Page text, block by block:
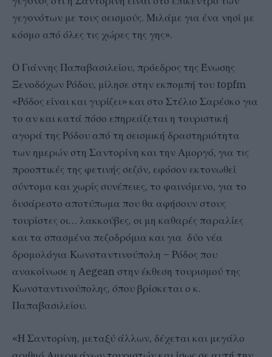
γεγονότων με τους σεισμούς. Μιλάμε για ένα νησί με
κόσμο από όλες τις χώρες της γης».
Ο Γιάννης Παπαβασιλείου, πρόεδρος της Ένωσης
Ξενοδόχων Ρόδου, μίλησε στην εκπομπή του topfm
«Ρόδος είναι και γυρίζει» και στο Στέλιο Σαρέσκο για
το αν και κατά πόσο επηρεάζεται η τουριστική
αγορά της Ρόδου από τη σεισμική δραστηριότητα
των ημερών στη Σαντορίνη και την Αμοργό, για τις
προοπτικές της φετινής σεζόν, εφόσον εκτονωθεί
σύντομα και χωρίς συνέπειες, το φαινόμενο, για το
δυσάρεστο αποτύπωμα που θα αφήσουν στους
τουρίστες οι… λακκούβες, οι μη καθαρές παραλίες
και τα σπασμένα πεζοδρόμια και για δύο νέα
δρομολόγια Κωνσταντινούπολη – Ρόδος που
ανακοίνωσε η Aegean στην έκθεση τουρισμού της
Κωνσταντινούπολης, όπου βρίσκεται ο κ.
Παπαβασιλείου.
«Η Σαντορίνη, μεταξύ άλλων, δέχεται και μεγάλο